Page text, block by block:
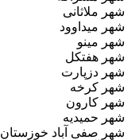
شهر ملاثانی
شهر میداوود
شهر مینو
شهر هفتکل
شهر دزپارت
شهر کرخه
شهر کارون
شهر حمیدیه
شهر صفی‌ آباد خوزستان